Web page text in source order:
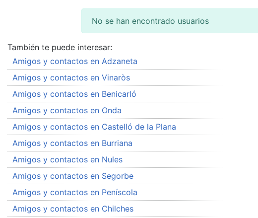
No se han encontrado usuarios
También te puede interesar:
Amigos y contactos en Adzaneta
Amigos y contactos en Vinaròs
Amigos y contactos en Benicarló
Amigos y contactos en Onda
Amigos y contactos en Castelló de la Plana
Amigos y contactos en Burriana
Amigos y contactos en Nules
Amigos y contactos en Segorbe
Amigos y contactos en Peníscola
Amigos y contactos en Chilches